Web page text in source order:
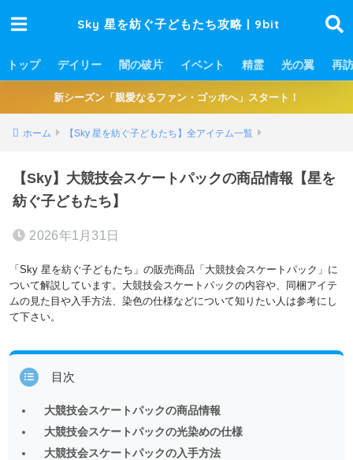
Sky 星を紡ぐ子どもたち攻略 | 9bit
トップ デイリー 闇の破片 イベント 精霊 光の翼 再訪
新シーズン「親愛なるファン・ゴッホへ」スタート！
ホーム 【Sky 星を紡ぐ子どもたち】全アイテム一覧
【Sky】大競技会スケートパックの商品情報【星を
紡ぐ子どもたち】
2026年1月31日
「Sky 星を紡ぐ子どもたち」の販売商品「大競技会スケートパック」に
ついて解説しています。大競技会スケートパックの内容や、同梱アイテ
ムの見た目や入手方法、染色の仕様などについて知りたい人は参考にし
て下さい。
目次
大競技会スケートパックの商品情報
大競技会スケートパックの光染めの仕様
大競技会スケートパックの入手方法